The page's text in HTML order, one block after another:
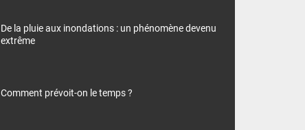
De la pluie aux inondations : un phénomène devenu
extrême
Comment prévoit-on le temps ?